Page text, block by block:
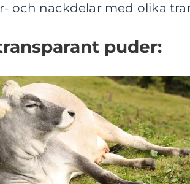
och nackdelar med olika
puder: